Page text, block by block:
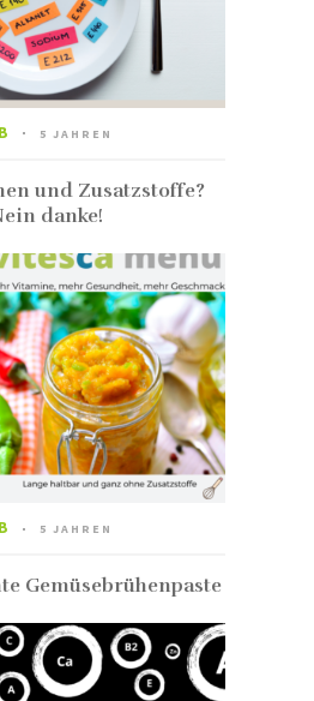
5 JAHREN
und Zusatzstoffe?
danke!
5 JAHREN
Gemüsebrühenpaste